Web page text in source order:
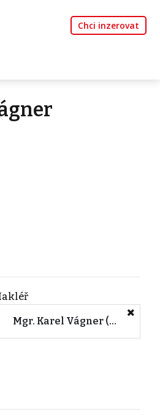
Chci inzerovat
Mgr. Karel Vágner (CENTURY 21 All Inclusive)